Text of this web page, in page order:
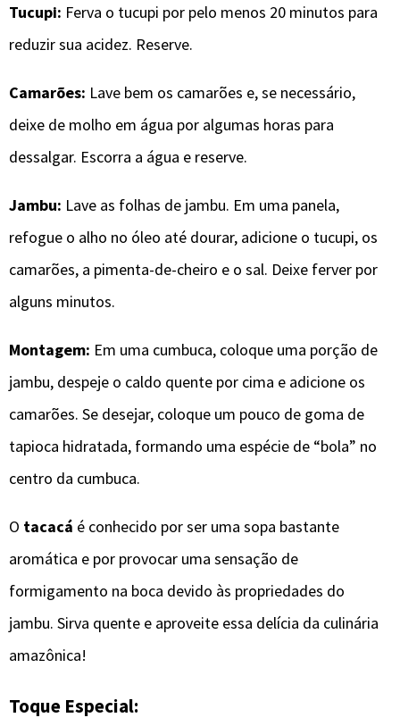
Tucupi: Ferva o tucupi por pelo menos 20 minutos para
reduzir sua acidez. Reserve.
Camarões: Lave bem os camarões e, se necessário,
deixe de molho em água por algumas horas para
dessalgar. Escorra a água e reserve.
Jambu: Lave as folhas de jambu. Em uma panela,
refogue o alho no óleo até dourar, adicione o tucupi, os
camarões, a pimenta-de-cheiro e o sal. Deixe ferver por
alguns minutos.
Montagem: Em uma cumbuca, coloque uma porção de
jambu, despeje o caldo quente por cima e adicione os
camarões. Se desejar, coloque um pouco de goma de
tapioca hidratada, formando uma espécie de “bola” no
centro da cumbuca.
O tacacá é conhecido por ser uma sopa bastante
aromática e por provocar uma sensação de
formigamento na boca devido às propriedades do
jambu. Sirva quente e aproveite essa delícia da culinária
amazônica!
Toque Especial: